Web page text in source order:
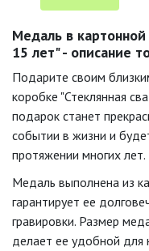
Медаль в картонной
15 лет" - описание
Подарите своим
коробке "Стеклянная
подарок станет
событии в жизни и
протяжении многих лет.
Медаль выполнена из
гарантирует ее
гравировки. Размер
делает ее удобной для